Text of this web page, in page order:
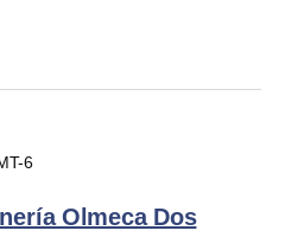
6
Olmeca Dos